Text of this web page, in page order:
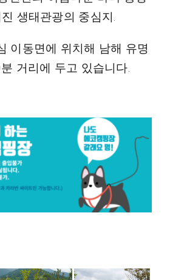
생태관광의 중심지.
이동면에 위치해 남해 유명
거리에 두고 있습니다.